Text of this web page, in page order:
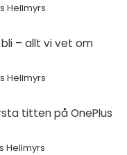
Hellmyrs
bli – allt vi vet om
Hellmyrs
titten på OnePlus
Hellmyrs